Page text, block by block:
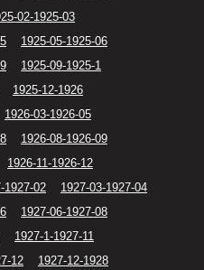
02-1925-03
1925-05-1925-06
1925-09-1925-1
1925-12-1926
1926-03-1926-05
1926-08-1926-09
1926-11-1926-12
1927-02
1927-03-1927-04
1927-06-1927-08
1927-1-1927-11
12 1927-12-1928